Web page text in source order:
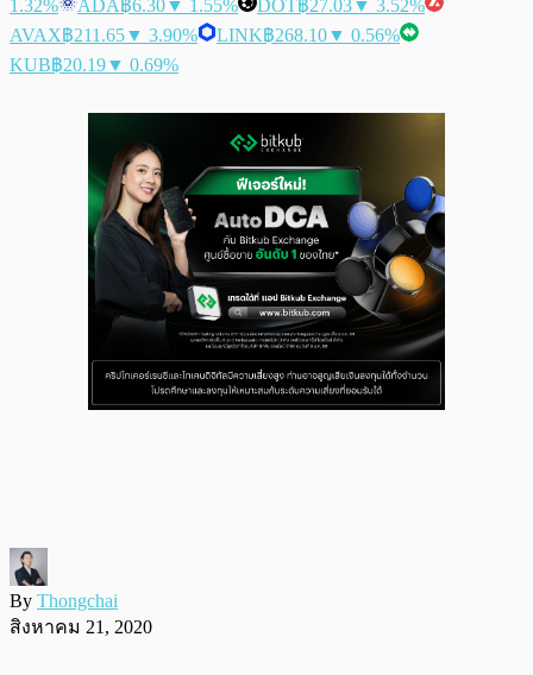
1.32%
ADA฿6.30▼ 1.55% DOT฿27.03▼ 3.52%
AVAX฿211.65▼ 3.90% LINK฿268.10▼ 0.56%
KUB฿20.19▼ 0.69%
By Thongchai
สิงหาคม 21, 2020